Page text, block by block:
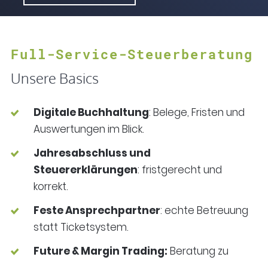
Full-Service-Steuerberatung
Unsere Basics
Digitale Buchhaltung: Belege, Fristen und
Auswertungen im Blick.
Jahresabschluss und
Steuererklärungen: fristgerecht und
korrekt.
Feste Ansprechpartner: echte Betreuung
statt Ticketsystem.
Future & Margin Trading: Beratung zu